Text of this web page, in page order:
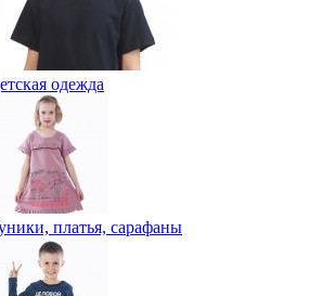
одежда
платья, сарафаны